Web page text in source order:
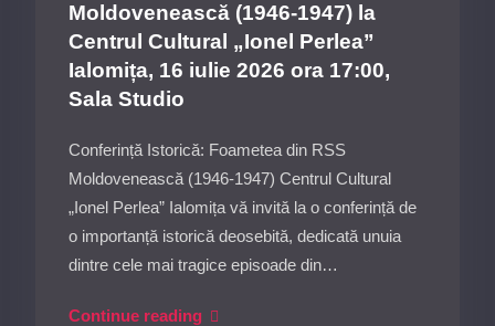
lansare
cadrul
conferinței
„Foametea
din
RSS
în
Moldovenească (1946-1947) la
Centrul Cultural „Ionel Perlea”
Ialomița, 16 iulie 2026 ora 17:00,
Sala Studio
Conferință Istorică: Foametea din RSS
Moldovenească (1946-1947) Centrul Cultural
„Ionel Perlea” Ialomița vă invită la o conferință de
o importanță istorică deosebită, dedicată unuia
dintre cele mai tragice episoade din…
Continue readingConferință: